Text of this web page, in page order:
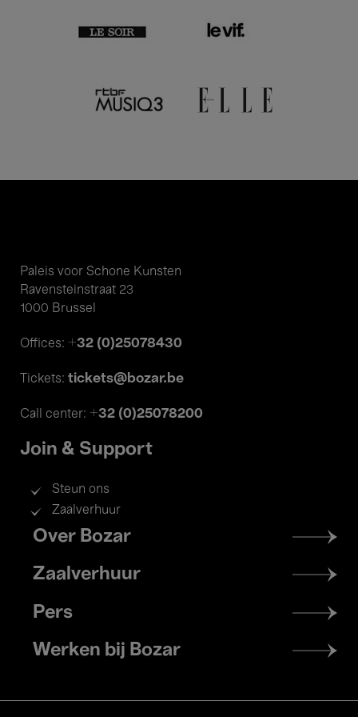
Paleis voor Schone Kunsten
Ravensteinstraat 23
1000 Brussel
Offices: +32 (0)25078430
Tickets: tickets@bozar.be
Call center: +32 (0)25078200
Join & Support
Steun ons
Zaalverhuur
Footer
menu
Over Bozar
Zaalverhuur
Pers
Werken bij Bozar